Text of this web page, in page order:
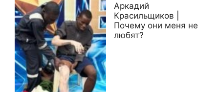
Аркадий
Красильщиков |
Почему они меня не
любят?